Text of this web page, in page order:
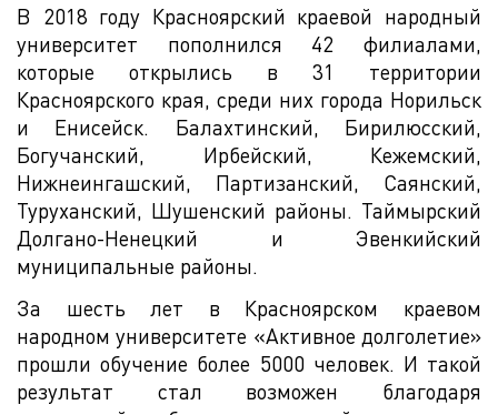
В 2018 году Красноярский краевой народный
университет пополнился 42 филиалами,
которые открылись в 31 территории
Красноярского края, среди них города Норильск
и Енисейск. Балахтинский, Бирилюсский,
Богучанский, Ирбейский, Кежемский,
Нижнеингашский, Партизанский, Саянский,
Туруханский, Шушенский районы. Таймырский
Долгано-Ненецкий и Эвенкийский
муниципальные районы.
За шесть лет в Красноярском краевом
народном университете «Активное долголетие»
прошли обучение более 5000 человек. И такой
результат стал возможен благодаря